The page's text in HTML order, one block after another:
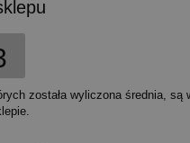
została wyliczona średnia,